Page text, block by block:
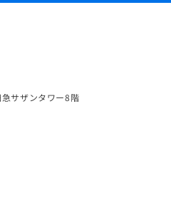
サザンタワー8階